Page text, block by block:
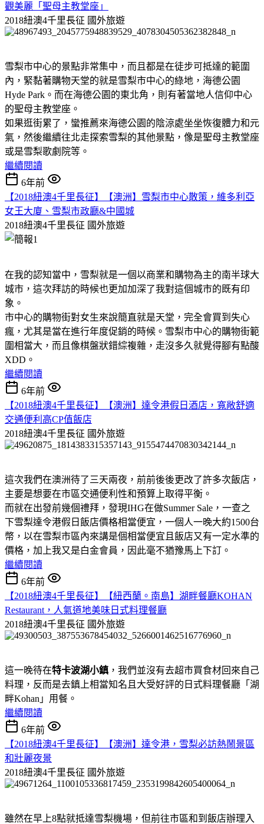
觀美麗「聖母主教堂座」
2018紐澳4千里長征 國外旅遊
雪梨市中心的景點非常集中，而且都是在徒步可抵達的範圍
內，緊黏著購物天堂的就是雪梨市中心的綠地，海德公園
Hyde Park。而在海德公園的東北角，則有著當地人信仰中心
的聖母主教堂座。
如果逛街累了，蠻推薦來海德公園的陰涼處坐坐恢復體力和元
氣，然後繼續往北走探索雪梨的其他景點，像是聖母主教堂座
或是雪梨歌劇院等。
繼續閱讀
6年前
【2018紐澳4千里長征】【澳洲】雪梨市中心散策，維多利亞
女王大廈、雪梨市政廳&中國城
2018紐澳4千里長征 國外旅遊
在我的認知當中，雪梨就是一個以商業和購物為主的南半球大
城市，這次拜訪的時候也更加加深了我對這個城市的既有印
象。
市中心的購物街對女生來說簡直就是天堂，完全會買到失心
瘋，尤其是當在進行年度促銷的時候。雪梨市中心的購物街範
圍相當大，而且像棋盤狀錯綜複雜，走沒多久就覺得腳有點酸
XDD。
繼續閱讀
6年前
【2018紐澳4千里長征】【澳洲】達令港假日酒店，寬敞舒適
交通便利高CP值飯店
2018紐澳4千里長征 國外旅遊
這次我們在澳洲待了三天兩夜，前前後後更改了許多次飯店，
主要是想要在市區交通便利性和預算上取得平衡。
而就在出發前幾個禮拜，發現IHG在做Summer Sale，一查之
下雪梨達令港假日飯店價格相當便宜，一個人一晚大約1500台
幣，以在雪梨市區內來講是個相當便宜且飯店又有一定水準的
價格，加上我又是白金會員，因此毫不猶豫馬上下訂。
繼續閱讀
6年前
【2018紐澳4千里長征】【紐西蘭。南島】湖畔餐廳KOHAN
Restaurant，人氣道地美味日式料理餐廳
2018紐澳4千里長征 國外旅遊
這一晚待在特卡波湖小鎮 ，我們並沒有去超市買食材回來自己
料理，反而是去鎮上相當知名且大受好評的日式料理餐廳「湖
畔Kohan」用餐。
繼續閱讀
6年前
【2018紐澳4千里長征】【澳洲】達令港，雪梨必訪熱鬧景區
和壯麗夜景
2018紐澳4千里長征 國外旅遊
雖然在早上8點就抵達雪梨機場，但前往市區和到飯店辦理入